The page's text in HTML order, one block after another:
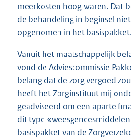
meerkosten hoog waren. Dat
de behandeling in beginsel
opgenomen in het basispakket.
Vanuit het maatschappelijk
vond de Adviescommissie
belang dat de zorg vergoed
heeft het Zorginstituut mij
geadviseerd om een aparte
dit type
basispakket van de